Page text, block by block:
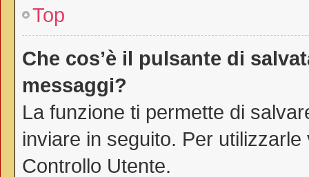
Top
Che cos’è il pulsante di
messaggi?
La funzione ti permette di
inviare in seguito. Per
Controllo Utente.